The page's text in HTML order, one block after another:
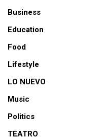
Business
Education
Food
Lifestyle
LO NUEVO
Music
Politics
TEATRO